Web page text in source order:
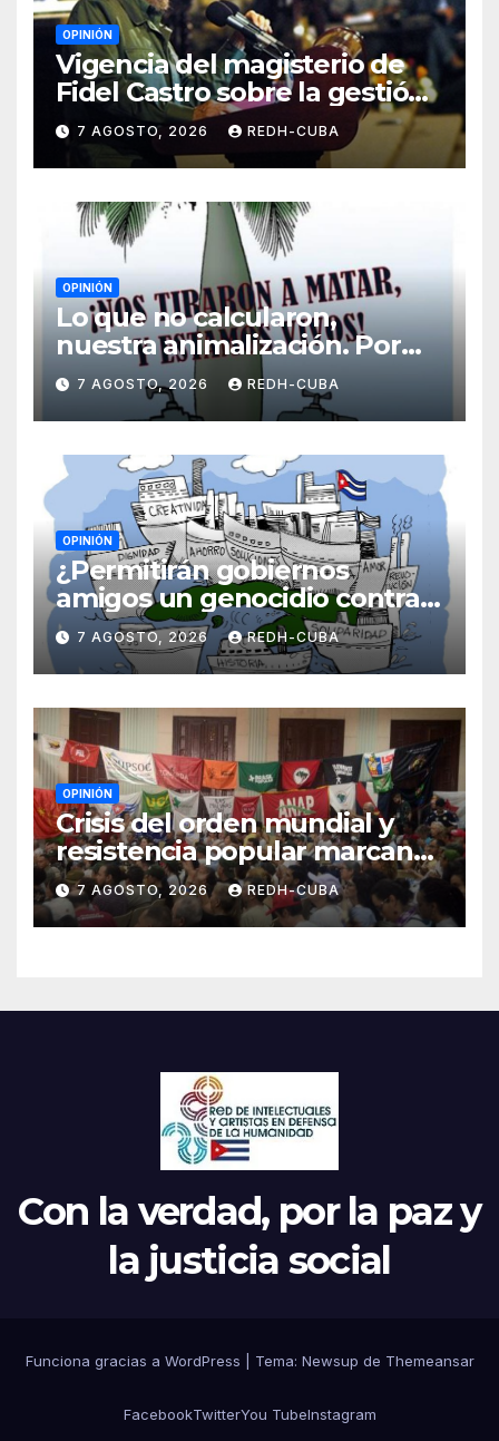
OPINIÓN
Vigencia del magisterio de
Fidel Castro sobre la gestión
del liderazgo revolucionario.
Por Jorge Luís Guach Estévez
7 AGOSTO, 2026 REDH-CUBA
OPINIÓN
Lo que no calcularon,
nuestra animalización. Por
Laidi Fernández de Juan
7 AGOSTO, 2026 REDH-CUBA
OPINIÓN
¿Permitirán gobiernos
amigos un genocidio contra
Cuba? Por Hedelberto López
Blanch
7 AGOSTO, 2026 REDH-CUBA
OPINIÓN
Crisis del orden mundial y
resistencia popular marcan
el inicio de la IV Asamblea
Continental de ALBA
Movimientos en Cuba
7 AGOSTO, 2026 REDH-CUBA
Con la verdad, por la paz y
la justicia social
Funciona gracias a WordPress Tema: Newsup de Themeansar
FacebookTwitterYou TubeInstagram